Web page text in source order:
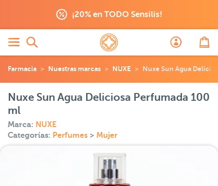
¡20% en TODO Sensilis!
Farmacia Nuestras marcas NUXE Nuxe Sun Agua
Nuxe Sun Agua Deliciosa Perfumada 100
ml
Marca: NUXE
Categorías: Perfumes > Mujer